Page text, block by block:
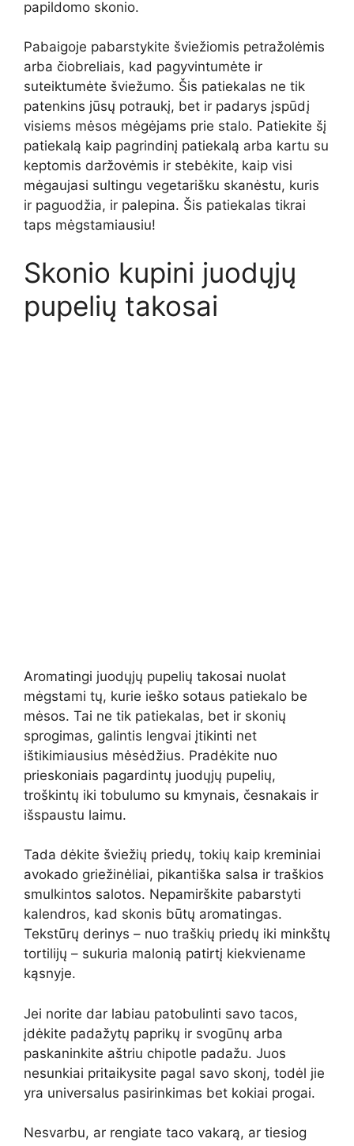
papildomo skonio.
Pabaigoje pabarstykite šviežiomis petražolėmis
arba čiobreliais, kad pagyvintumėte ir
suteiktumėte šviežumo. Šis patiekalas ne tik
patenkins jūsų potraukį, bet ir padarys įspūdį
visiems mėsos mėgėjams prie stalo. Patiekite šį
patiekalą kaip pagrindinį patiekalą arba kartu su
keptomis daržovėmis ir stebėkite, kaip visi
mėgaujasi sultingu vegetarišku skanėstu, kuris
ir paguodžia, ir palepina. Šis patiekalas tikrai
taps mėgstamiausiu!
Skonio kupini juodųjų
pupelių takosai
Aromatingi juodųjų pupelių takosai nuolat
mėgstami tų, kurie ieško sotaus patiekalo be
mėsos. Tai ne tik patiekalas, bet ir skonių
sprogimas, galintis lengvai įtikinti net
ištikimiausius mėsėdžius. Pradėkite nuo
prieskoniais pagardintų juodųjų pupelių,
troškintų iki tobulumo su kmynais, česnakais ir
išspaustu laimu.
Tada dėkite šviežių priedų, tokių kaip kreminiai
avokado griežinėliai, pikantiška salsa ir traškios
smulkintos salotos. Nepamirškite pabarstyti
kalendros, kad skonis būtų aromatingas.
Tekstūrų derinys – nuo traškių priedų iki minkštų
tortilijų – sukuria malonią patirtį kiekviename
kąsnyje.
Jei norite dar labiau patobulinti savo tacos,
įdėkite padažytų paprikų ir svogūnų arba
paskaninkite aštriu chipotle padažu. Juos
nesunkiai pritaikysite pagal savo skonį, todėl jie
yra universalus pasirinkimas bet kokiai progai.
Nesvarbu, ar rengiate taco vakarą, ar tiesiog